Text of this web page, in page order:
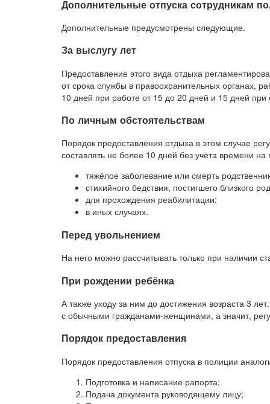
Дополнительные отпуска сотрудникам
Дополнительные предусмотрены следующие.
За выслугу лет
Предоставление этого вида отдыха
от срока службы в правоохранительных органах,
10 дней при работе от 15 до 20 дней и 15 дней
По личным обстоятельствам
Порядок предоставления отдыха в этом случае
составлять не более 10 дней без учёта времени
тяжёлое заболевание или смерть
стихийного бедствия, постигшего близкого
для прохождения реабилитации;
в иных случаях.
Перед увольнением
На него можно рассчитывать только при наличии
При рождении ребёнка
А также уходу за ним до достижения возраста 3
с обычными гражданами-женщинами, а значит,
Порядок предоставления
Порядок предоставления отпуска в полиции
Подготовка и написание рапорта;
Подача документа руководящему лицу;